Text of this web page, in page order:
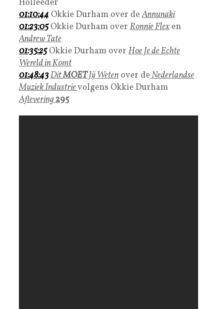
Holleeder
01:10:44 Okkie Durham over deAnnunaki
01:23:05Okkie Durham over Ronnie Flex en
Andrew Tate
01:35:25 Okkie Durham over Hoe Je de Echte
Wereld in Komt
01:48:43DitMOETJij Weten over deNederlandse
Muziek Industrievolgens Okkie Durham
Aflevering295